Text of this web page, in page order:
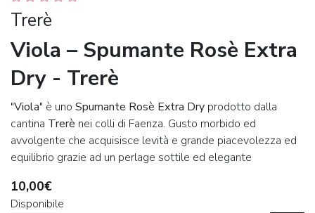
Trerè
Viola – Spumante Rosè Extra
Dry - Trerè
"Viola" è uno Spumante Rosè Extra Dry prodotto dalla
cantina Trerè nei colli di Faenza. Gusto morbido ed
avvolgente che acquisisce levità e grande piacevolezza ed
equilibrio grazie ad un perlage sottile ed elegante
10,00€
Disponibile